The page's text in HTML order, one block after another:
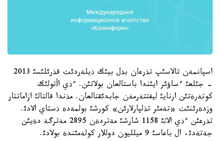
اسپانمةن تالاسئپ تذرعان بذل بيئك ذيلةردئث قذرئلئسئ 2013
- جئلعئ ءساؤئر ايئندا باستالعان بولاتئن. ءذي اأتولئك
كوتةرةتئن ارنايئ ليفتتةرمةن جابدئقتالعان. مذندا قالتالئ ازاماتتار
وزدةرئنئث «تةمئر تذلپارلارئن» كورشئ بولمةدة ذستاي الادئ.
تذرعئن ءذي الاثئ 1158 شارشئ مةتردةن 2895 مةترگة دةيئن
جةتةدئ، ال باعاسئ 9 ميلليون دوللار كولةمئندة بولادئ.